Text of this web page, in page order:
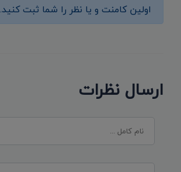
اولین کامنت و یا نظر را شما ثبت کنید.
ارسال نظرات